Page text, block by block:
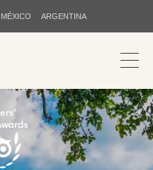
MÉXICO ARGENTINA